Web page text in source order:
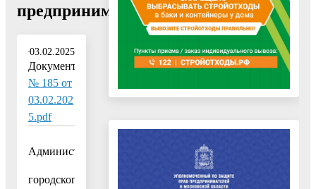
предпринимателей»"
03.02.2025
Документ:
№ 185 от
03.02.202
5.pdf
Администрация
городского